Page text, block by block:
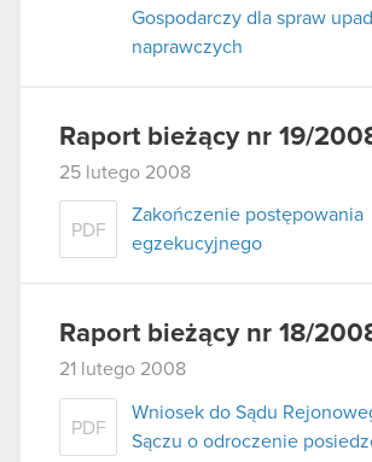
Gospodarczy dla spraw
naprawczych
Raport bieżący nr 19/
25 lutego 2008
PDF
Zakończenie postępowania
egzekucyjnego
Raport bieżący nr 18/
21 lutego 2008
PDF
Wniosek do Sądu
Sączu o odroczenie